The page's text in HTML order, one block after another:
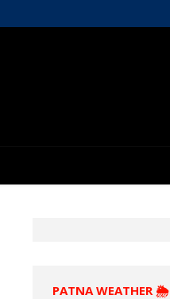
PATNA WEATHER 🌦️